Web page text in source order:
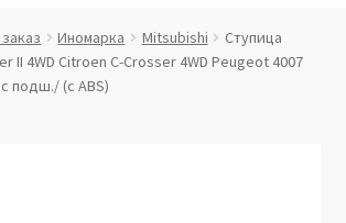
Иномарка Mitsubishi
Ступица
II 4WD Citroen C-Crosser 4WD Peugeot 4007
подш./ (с ABS)